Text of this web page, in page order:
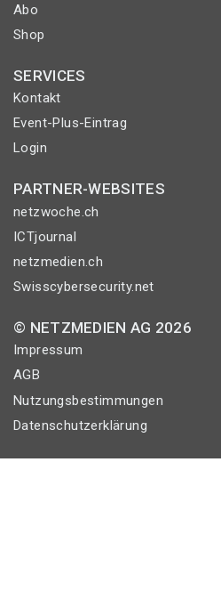
Abo
Shop
SERVICES
Kontakt
Event-Plus-Eintrag
Login
PARTNER-WEBSITES
netzwoche.ch
ICTjournal
netzmedien.ch
Swisscybersecurity.net
© NETZMEDIEN AG 2026
Impressum
AGB
Nutzungsbestimmungen
Datenschutzerklärung